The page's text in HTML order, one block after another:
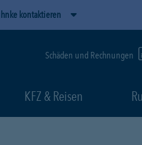
kontaktieren
Schäden und Rechnungen
KFZ & Reisen